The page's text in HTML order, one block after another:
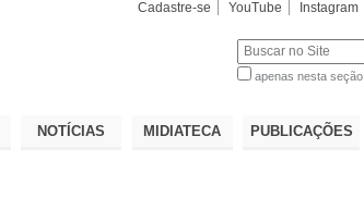
Cadastre-se YouTube Instagram
apenas nesta seção
NOTÍCIAS MIDIATECA PUBLICAÇÕES